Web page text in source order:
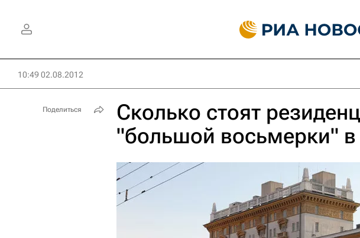
10:49 02.08.2012
Сколько стоят
"большой восьмерки"
Поделиться